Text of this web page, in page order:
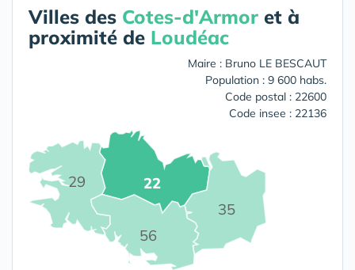
Villes des Cotes-d'Armor et à
proximité de Loudéac
Maire : Bruno LE BESCAUT
Population : 9 600 habs.
Code postal : 22600
Code insee : 22136
22
29
35
56